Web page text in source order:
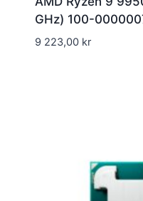
GHz) 100-
9 223,00 kr